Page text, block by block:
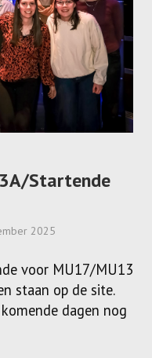
Startende
2025
voor MU17/MU13
staan op de site.
dagen nog